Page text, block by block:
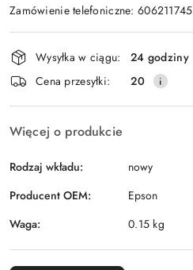
Zamówienie telefoniczne: 606211745
Wyślij
Dostępność
i
dostawa
Wysyłka w ciągu:
24 godziny
Cena przesyłki:
20
Więcej o produkcie
Rodzaj wkładu:
nowy
Producent OEM:
Epson
Waga:
0.15 kg